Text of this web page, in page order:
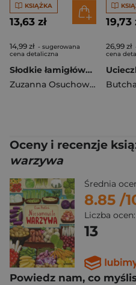
KSIĄŻKA
13,63 zł
14,99 zł - sugerowana
cena detaliczna
Słodkie łamigłówki z pandką. Słodkie łamigłówki
Zuzanna Osuchowska
19,73
26,99 zł
cena
Oceny i recenzje
warzywa
Średnia
8.85 /
Liczba ocen:
13
Powiedz nam, co